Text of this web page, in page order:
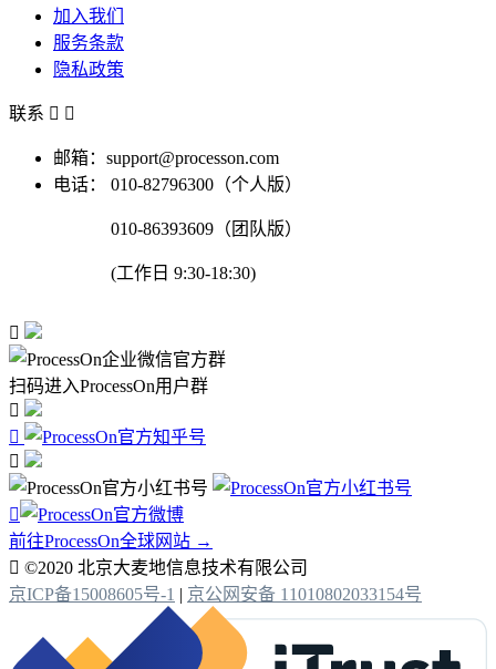
加入我们
服务条款
隐私政策
联系  
邮箱：support@processon.com
电话：
010-82796300（个人版）
010-86393609（团队版）
(工作日 9:30-18:30)

扫码进入ProcessOn用户群




前往ProcessOn全球网站 →
 ©2020 北京大麦地信息技术有限公司
京ICP备15008605号-1 | 京公网安备 11010802033154号